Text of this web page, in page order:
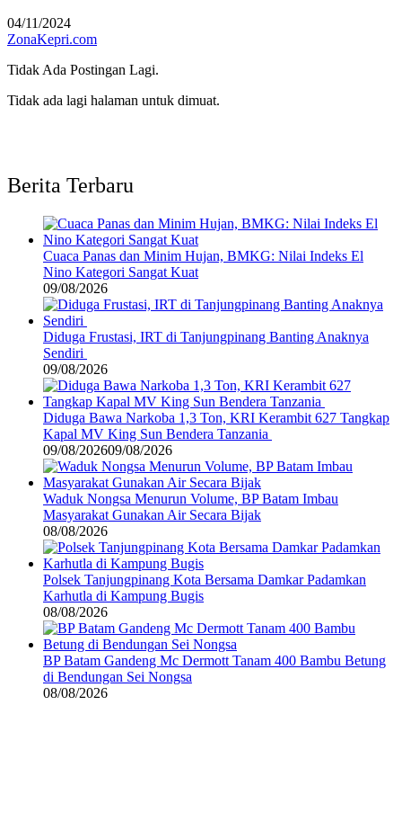
04/11/2024
ZonaKepri.com
Tidak Ada Postingan Lagi.
Tidak ada lagi halaman untuk dimuat.
Berita Terbaru
Cuaca Panas dan Minim Hujan, BMKG: Nilai Indeks El
Nino Kategori Sangat Kuat
09/08/2026
Diduga Frustasi, IRT di Tanjungpinang Banting Anaknya
Sendiri
09/08/2026
Diduga Bawa Narkoba 1,3 Ton, KRI Kerambit 627 Tangkap
Kapal MV King Sun Bendera Tanzania
09/08/202609/08/2026
Waduk Nongsa Menurun Volume, BP Batam Imbau
Masyarakat Gunakan Air Secara Bijak
08/08/2026
Polsek Tanjungpinang Kota Bersama Damkar Padamkan
Karhutla di Kampung Bugis
08/08/2026
BP Batam Gandeng Mc Dermott Tanam 400 Bambu Betung
di Bendungan Sei Nongsa
08/08/2026